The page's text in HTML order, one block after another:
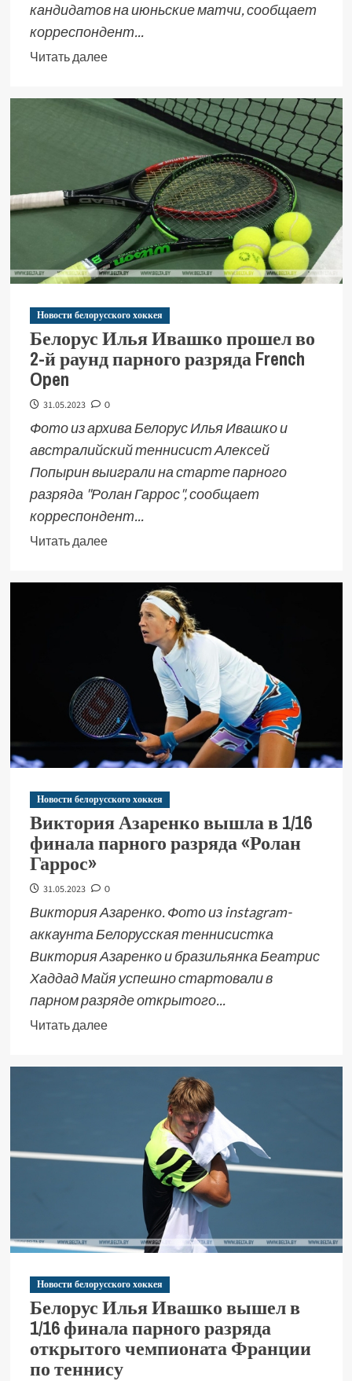
кандидатов на июньские матчи, сообщает
корреспондент...
Читать далее
Новости белорусского хоккея
Белорус Илья Ивашко прошел во
2-й раунд парного разряда French
Open
31.05.2023 0
Фото из архива Белорус Илья Ивашко и
австралийский теннисист Алексей
Попырин выиграли на старте парного
разряда "Ролан Гаррос", сообщает
корреспондент...
Читать далее
Новости белорусского хоккея
Виктория Азаренко вышла в 1/16
финала парного разряда «Ролан
Гаррос»
31.05.2023 0
Виктория Азаренко. Фото из instagram-
аккаунта Белорусская теннисистка
Виктория Азаренко и бразильянка Беатрис
Хаддад Майя успешно стартовали в
парном разряде открытого...
Читать далее
Новости белорусского хоккея
Белорус Илья Ивашко вышел в
1/16 финала парного разряда
открытого чемпионата Франции
по теннису